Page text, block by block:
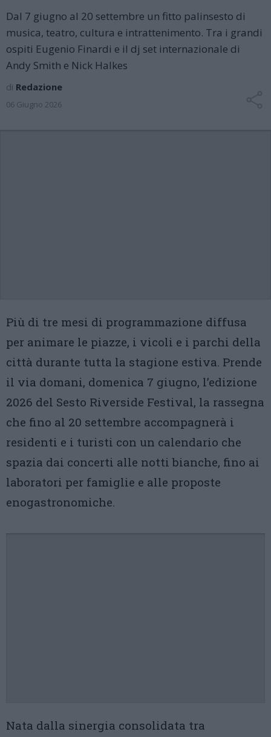
Dal 7 giugno al 20 settembre un fitto palinsesto di
musica, teatro, cultura e intrattenimento. Tra i grandi
ospiti Eugenio Finardi e il dj set internazionale di
Andy Smith e Nick Halkes
di Redazione
06 Giugno 2026
Più di tre mesi di programmazione diffusa
per animare le piazze, i vicoli e i parchi della
città durante tutta la stagione estiva. Prende
il via domani, domenica 7 giugno, l’edizione
2026 del Sesto Riverside Festival, la rassegna
che fino al 20 settembre accompagnerà i
residenti e i turisti con un calendario che
spazia dai concerti alle notti bianche, fino ai
laboratori per famiglie e alle proposte
enogastronomiche.
Nata dalla sinergia consolidata tra